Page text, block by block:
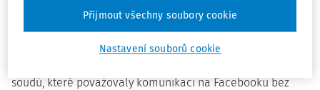
Zvláštním charakterem sociálních sítí se ve svém nálezu,
III. ÚS 3844/13, ze dne 30. 10. 2014, zaobíral již
soudů, které považovaly komunikaci na Facebooku bez
Nastavení souborů cookie
Přijmout všechny soubory cookie